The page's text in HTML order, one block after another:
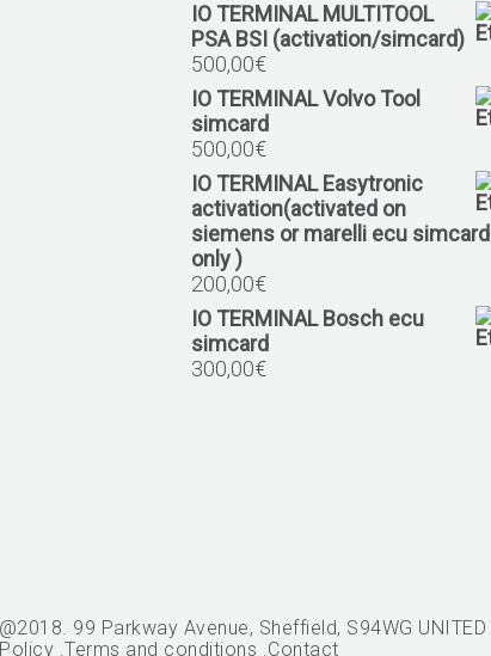
IO TERMINAL MULTITOOL
PSA BSI (activation/simcard)
500,00€
IO TERMINAL Volvo Tool
simcard
500,00€
IO TERMINAL Easytronic
activation(activated on
siemens or marelli ecu simcard
only )
200,00€
IO TERMINAL Bosch ecu
simcard
300,00€
99 Parkway Avenue, Sheffield, S94WG UNITED
.Terms and conditions .Contact